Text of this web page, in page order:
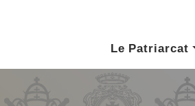
Le Patriarcat